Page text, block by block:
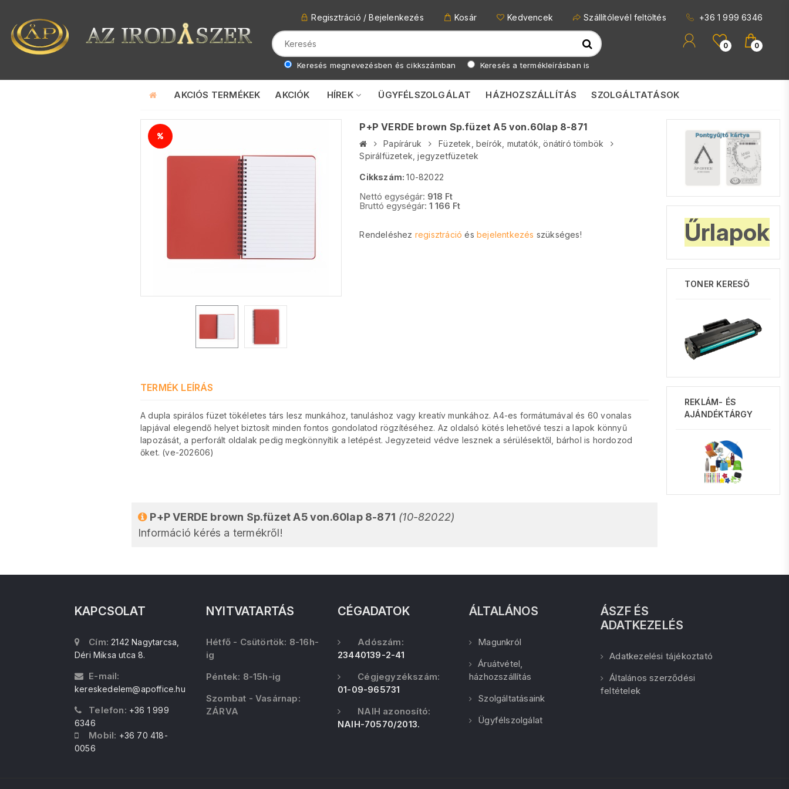
Regisztráció / Bejelenkezés Kosár Kedvencek Szállítólevél feltöltés +36 1 999 6346
Keresés megnevezésben és cikkszámban Keresés a termékleírásban is
0 0
AKCIÓS TERMÉKEK AKCIÓK HÍREK ÜGYFÉLSZOLGÁLAT HÁZHOZSZÁLLÍTÁS SZOLGÁLTATÁSOK
P+P VERDE brown Sp.füzet A5 von.60lap 8-871
Papíráruk
Füzetek, beírók, mutatók, önátíró tömbök
Spirálfüzetek, jegyzetfüzetek
Cikkszám:10-82022
Nettó egységár: 918 Ft
Bruttó egységár: 1 166 Ft
Rendeléshez regisztráció és bejelentkezés szükséges!
TERMÉK LEÍRÁS
A dupla spirálos füzet tökéletes társ lesz munkához, tanuláshoz vagy kreatív munkához. A4-es formátumával és 60 vonalas
lapjával elegendő helyet biztosít minden fontos gondolatod rögzítéséhez. Az oldalsó kötés lehetővé teszi a lapok könnyű
lapozását, a perforált oldalak pedig megkönnyítik a letépést. Jegyzeteid védve lesznek a sérülésektől, bárhol is hordozod
őket. (ve-202606)
P+P VERDE brown Sp.füzet A5 von.60lap 8-871 (10-82022)
Információ kérés a termékről!
Űrlapok
TONER KERESŐ
REKLÁM- ÉS
AJÁNDÉKTÁRGY
KAPCSOLAT
Cím: 2142 Nagytarcsa,
Déri Miksa utca 8.
E-mail:
kereskedelem@apoffice.hu
Telefon: +36 1 999
6346
Mobil: +36 70 418-
0056
NYITVATARTÁS
Hétfő - Csütörtök: 8-16h-
ig
Péntek: 8-15h-ig
Szombat - Vasárnap:
ZÁRVA
CÉGADATOK
Adószám:
23440139-2-41
Cégjegyzékszám:
01-09-965731
NAIH azonosító:
NAIH-70570/2013.
ÁLTALÁNOS
Magunkról
Áruátvétel,
házhozszállítás
Szolgáltatásaink
Ügyfélszolgálat
ÁSZF ÉS
ADATKEZELÉS
Adatkezelési tájékoztató
Általános szerződési
feltételek